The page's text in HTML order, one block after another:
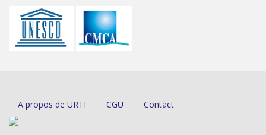
A propos de URTI CGU Contact